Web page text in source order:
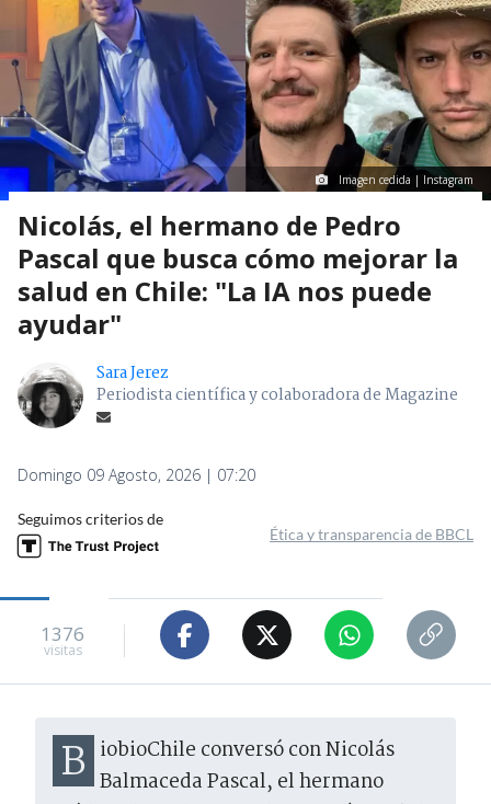
Imagen cedida | Instagram
Nicolás, el hermano de Pedro
Pascal que busca cómo mejorar la
salud en Chile: "La IA nos puede
ayudar"
Sara Jerez
Periodista científica y colaboradora de Magazine
Domingo 09 Agosto, 2026 | 07:20
Seguimos criterios de
Ética y transparencia de BBCL
1376
visitas
BiobioChile conversó con Nicolás Balmaceda Pascal, el hermano